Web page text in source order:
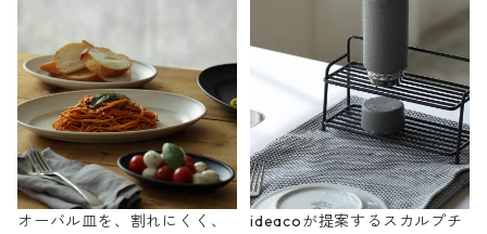
オーバル皿を、割れにくく、
ideacoが提案するスカルプチ